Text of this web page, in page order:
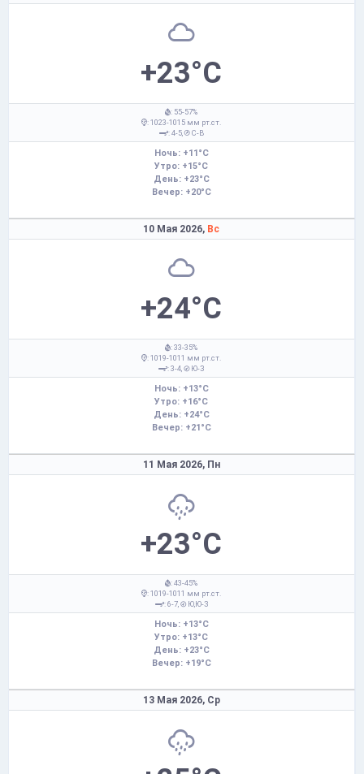
+23°C
: 55-57%
: 1023-1015 мм рт.ст.
: 4-5,
С-В
Ночь: +11°C
Утро: +15°C
День: +23°C
Вечер: +20°C
10 Мая 2026, Вс
+24°C
: 33-35%
: 1019-1011 мм рт.ст.
: 3-4,
Ю-З
Ночь: +13°C
Утро: +16°C
День: +24°C
Вечер: +21°C
11 Мая 2026, Пн
+23°C
: 43-45%
: 1019-1011 мм рт.ст.
: 6-7,
Ю,Ю-З
Ночь: +13°C
Утро: +13°C
День: +23°C
Вечер: +19°C
13 Мая 2026, Ср